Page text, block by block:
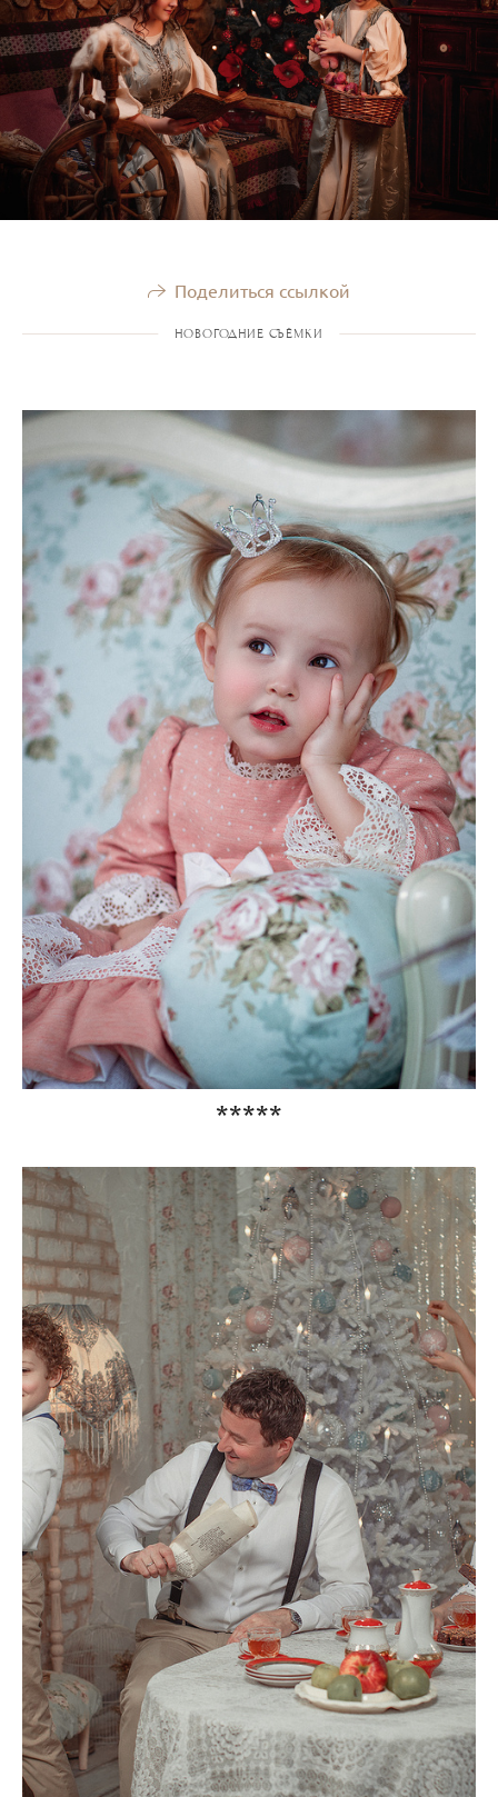
Поделиться ссылкой
НОВОГОДНИЕ СЪЁМКИ
*****